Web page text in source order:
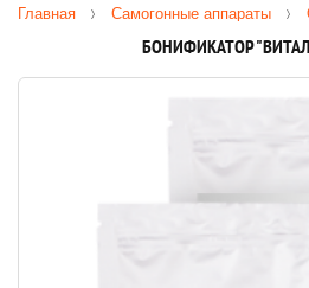
Главная Самогонные аппараты
БОНИФИКАТОР